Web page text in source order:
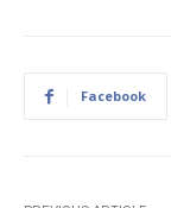
Facebook